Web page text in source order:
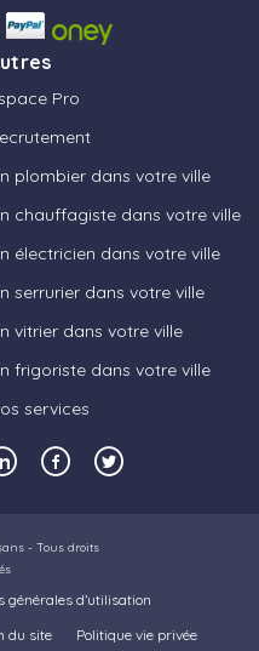
Pro
plombier dans votre ville
chauffagiste dans votre ville
électricien dans votre ville
serrurier dans votre ville
vitrier dans votre ville
frigoriste dans votre ville
services
- Tous droits
générales d’utilisation
du site Politique vie privée